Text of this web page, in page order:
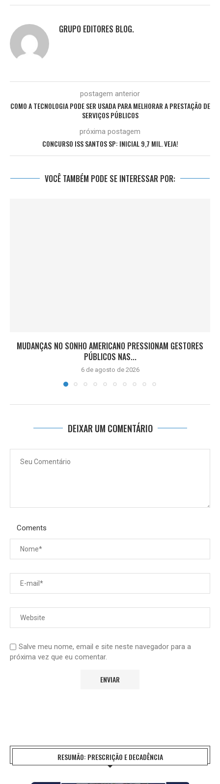
GRUPO EDITORES BLOG.
postagem anterior
COMO A TECNOLOGIA PODE SER USADA PARA MELHORAR A PRESTAÇÃO DE
SERVIÇOS PÚBLICOS
próxima postagem
CONCURSO ISS SANTOS SP: INICIAL 9,7 MIL. VEJA!
VOCÊ TAMBÉM PODE SE INTERESSAR POR:
MUDANÇAS NO SONHO AMERICANO PRESSIONAM GESTORES
PÚBLICOS NAS...
6 de agosto de 2026
DEIXAR UM COMENTÁRIO
Coments
Salve meu nome, email e site neste navegador para a
próxima vez que eu comentar.
RESUMÃO: PRESCRIÇÃO E DECADÊNCIA